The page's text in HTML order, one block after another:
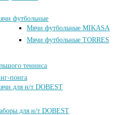
футбольные
Мячи футбольные MIKASA
Мячи футбольные TORRES
тенниса
понга
для н/т DOBEST
для н/т DOBEST